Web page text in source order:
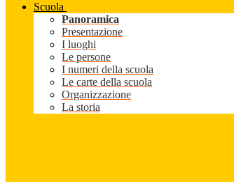
Scuola
Panoramica
Presentazione
I luoghi
Le persone
I numeri della scuola
Le carte della scuola
Organizzazione
La storia